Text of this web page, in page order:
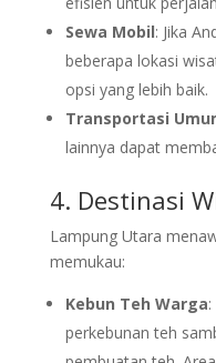
Sewa Mobil: Jika
beberapa lokasi
opsi yang lebih baik.
Transportasi
lainnya dapat
4. Destinasi
Lampung Utara
memukau:
Kebun Teh Warga
perkebunan teh